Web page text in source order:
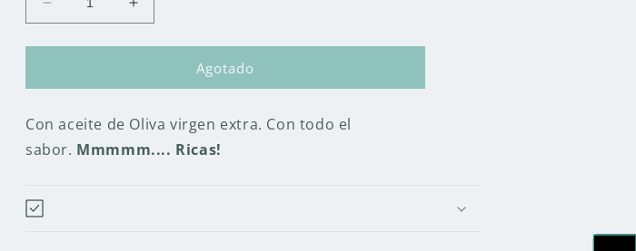
Reducir
cantidad
para
DE
SIN
GLUTEN
Aumentar
cantidad
para
ROSQUILLAS
DE
SIN
GLUTEN
Agotado
Con aceite de Oliva virgen extra. Con todo el
sabor. Mmmmm.... Ricas!